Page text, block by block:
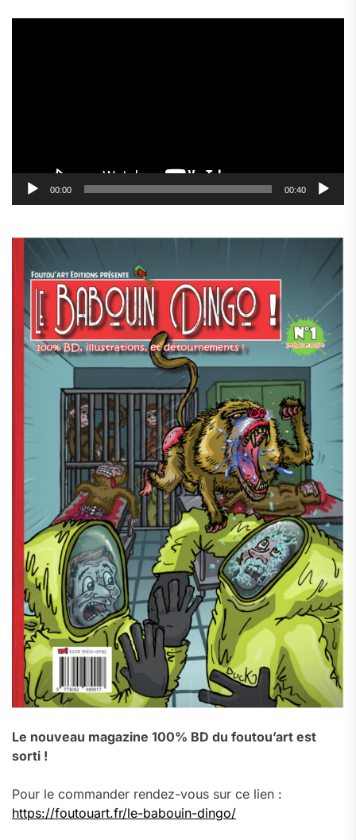
00:00 00:40
Le nouveau magazine 100% BD du foutou’art est
sorti !
Pour le commander rendez-vous sur ce lien :
https://foutouart.fr/le-babouin-dingo/